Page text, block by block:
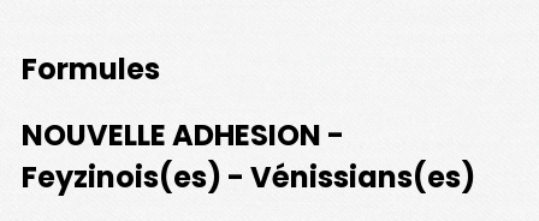
Formules
NOUVELLE ADHESION -
Feyzinois(es) - Vénissians(es)